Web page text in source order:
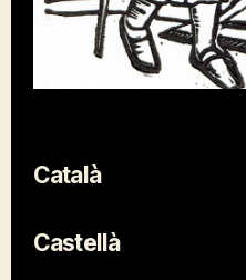
Català
Castellà